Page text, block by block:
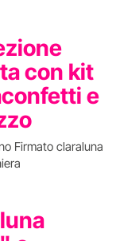
con kit
e
Firmato claraluna